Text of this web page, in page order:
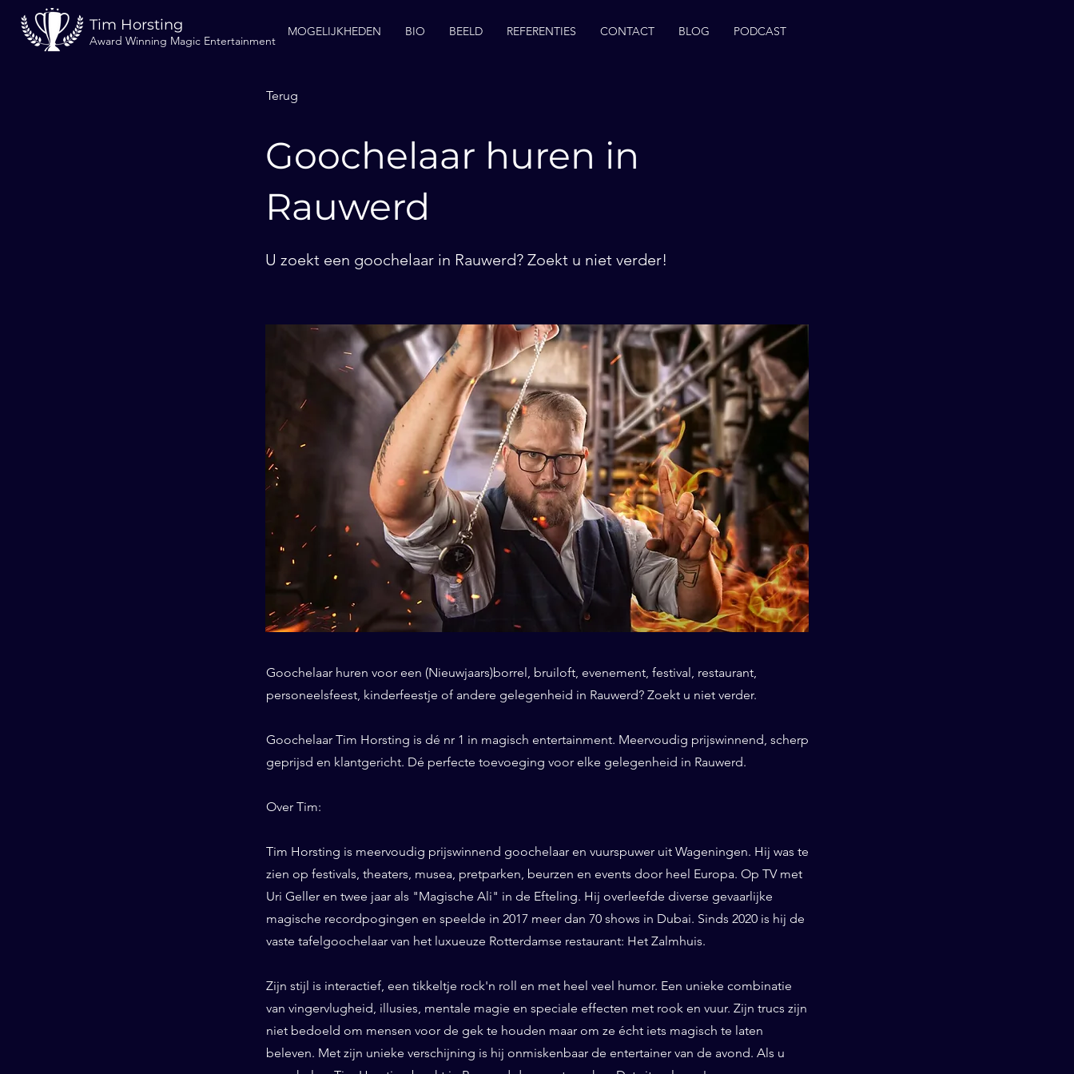
Tim Horsting
Award Winning Magic Entertainment
MOGELIJKHEDEN BIO BEELD REFERENTIES CONTACT BLOG PODCAST
Terug
Goochelaar huren in
Rauwerd
U zoekt een goochelaar in Rauwerd? Zoekt u niet verder!
Goochelaar huren voor een (Nieuwjaars)borrel, bruiloft, evenement, festival, restaurant,
personeelsfeest, kinderfeestje of andere gelegenheid in Rauwerd? Zoekt u niet verder.
Goochelaar Tim Horsting is dé nr 1 in magisch entertainment. Meervoudig prijswinnend, scherp
geprijsd en klantgericht. Dé perfecte toevoeging voor elke gelegenheid in Rauwerd.
Over Tim:
Tim Horsting is meervoudig prijswinnend goochelaar en vuurspuwer uit Wageningen. Hij was te
zien op festivals, theaters, musea, pretparken, beurzen en events door heel Europa. Op TV met
Uri Geller en twee jaar als "Magische Ali" in de Efteling. Hij overleefde diverse gevaarlijke
magische recordpogingen en speelde in 2017 meer dan 70 shows in Dubai. Sinds 2020 is hij de
vaste tafelgoochelaar van het luxueuze Rotterdamse restaurant: Het Zalmhuis.
Zijn stijl is interactief, een tikkeltje rock'n roll en met heel veel humor. Een unieke combinatie
van vingervlugheid, illusies, mentale magie en speciale effecten met rook en vuur. Zijn trucs zijn
niet bedoeld om mensen voor de gek te houden maar om ze écht iets magisch te laten
beleven. Met zijn unieke verschijning is hij onmiskenbaar de entertainer van de avond. Als u